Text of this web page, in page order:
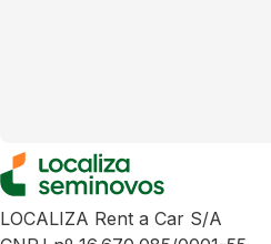
LOCALIZA Rent a Car S/A